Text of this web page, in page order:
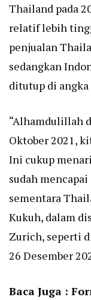
Thailand pada
relatif lebih
penjualan
sedangkan
ditutup di
“Alhamdulillah
Oktober 2021,
Ini cukup
sudah
sementara
Kukuh, dalam
Zurich, seperti
26 Desember
Baca Juga :